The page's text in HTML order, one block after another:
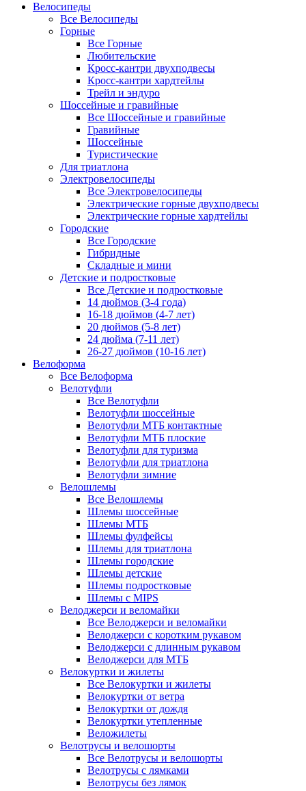
Велосипеды
Все Велосипеды
Горные
Все Горные
Любительские
Кросс-кантри двухподвесы
Кросс-кантри хардтейлы
Трейл и эндуро
Шоссейные и гравийные
Все Шоссейные и гравийные
Гравийные
Шоссейные
Туристические
Для триатлона
Электровелосипеды
Все Электровелосипеды
Электрические горные двухподвесы
Электрические горные хардтейлы
Городские
Все Городские
Гибридные
Складные и мини
Детские и подростковые
Все Детские и подростковые
14 дюймов (3-4 года)
16-18 дюймов (4-7 лет)
20 дюймов (5-8 лет)
24 дюйма (7-11 лет)
26-27 дюймов (10-16 лет)
Велоформа
Все Велоформа
Велотуфли
Все Велотуфли
Велотуфли шоссейные
Велотуфли МТБ контактные
Велотуфли МТБ плоские
Велотуфли для туризма
Велотуфли для триатлона
Велотуфли зимние
Велошлемы
Все Велошлемы
Шлемы шоссейные
Шлемы МТБ
Шлемы фулфейсы
Шлемы для триатлона
Шлемы городские
Шлемы детские
Шлемы подростковые
Шлемы с MIPS
Велоджерси и веломайки
Все Велоджерси и веломайки
Велоджерси с коротким рукавом
Велоджерси с длинным рукавом
Велоджерси для МТБ
Велокуртки и жилеты
Все Велокуртки и жилеты
Велокуртки от ветра
Велокуртки от дождя
Велокуртки утепленные
Веложилеты
Велотрусы и велошорты
Все Велотрусы и велошорты
Велотрусы с лямками
Велотрусы без лямок